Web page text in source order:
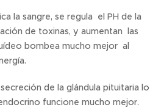
la sangre, se regula el PH de la
de toxinas, y aumentan las
bombea mucho mejor al
de la glándula pituitaria lo
funcione mucho mejor.